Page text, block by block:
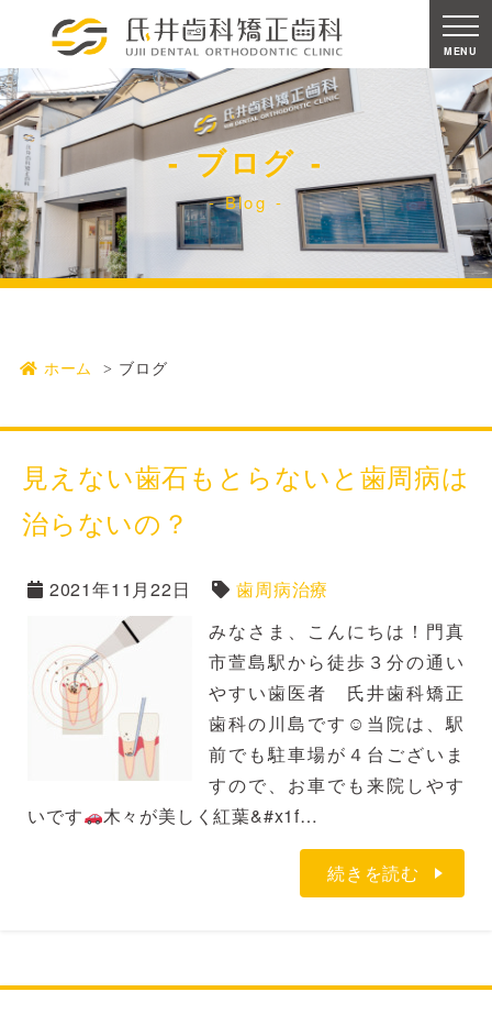
MENU
ブログ
Blog
ホーム ブログ
見えない歯石もとらないと歯周病は
治らないの？
2021年11月22日
歯周病治療
みなさま、こんにちは！門真
市萱島駅から徒歩３分の通い
やすい歯医者 氏井歯科矯正
歯科の川島です☺当院は、駅
前でも駐車場が４台ございま
すので、お車でも来院しやす
いです
木々が美しく紅葉&#x1f…
続きを読む